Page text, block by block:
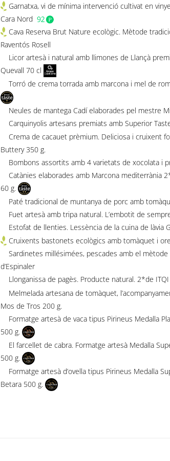
Garnatxa, vi de mínima intervenció cultivat en
Cara Nord
Cava Reserva Brut Nature ecològic. Mètode
Raventós Rosell
Licor artesà i natural amb llimones de Llançà
Quevall 70 cl
Torró de crema torrada amb marcona i mel de
Neules de mantega Cadí elaborades pel mestre
Carquinyolis artesans premiats amb Superior
Crema de cacauet prèmium. Deliciosa i cruixent
Buttery 350 g.
Bombons assortits amb 4 varietats de xocolata i
Catànies elaborades amb Marcona mediterrània
60 g.
Paté tradicional de muntanya de porc amb
Fuet artesà amb tripa natural. L’embotit de
Estofat de llenties. Lessència de la cuina de làvia
Cruixents bastonets ecològics amb tomàquet i
Sardinetes millésimées, pescades amb el mètode
d’Espinaler
Llonganissa de pagès. Producte natural. 2*de ITQI
Melmelada artesana de tomàquet,
Mos de Tros 200 g.
Formatge artesà de vaca tipus Pirineus Medalla
500 g.
El farcellet de cabra. Formatge artesà Medalla
500 g.
Formatge artesà d’ovella tipus Pirineus Medalla
Betara 500 g.